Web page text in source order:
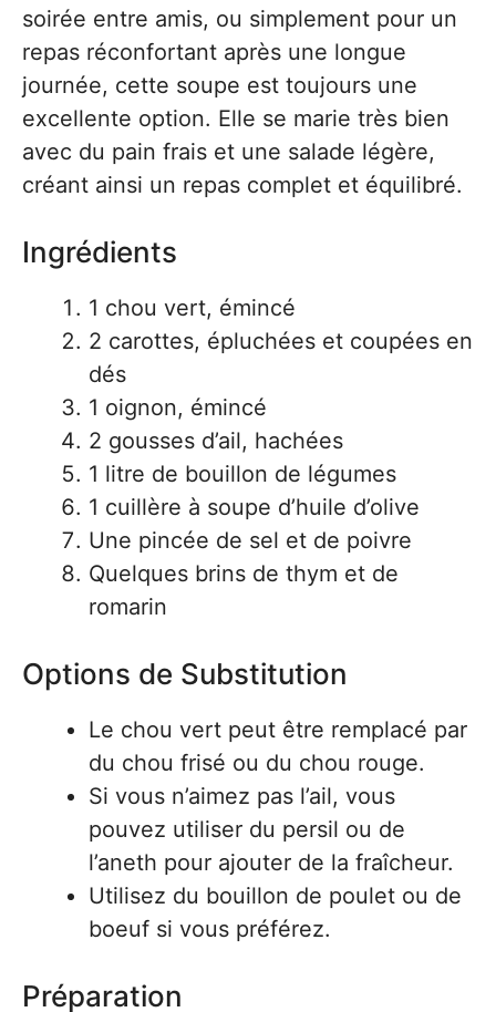
soirée entre amis, ou simplement pour un
repas réconfortant après une longue
journée, cette soupe est toujours une
excellente option. Elle se marie très bien
avec du pain frais et une salade légère,
créant ainsi un repas complet et équilibré.
Ingrédients
1 chou vert, émincé
2 carottes, épluchées et coupées en
dés
1 oignon, émincé
2 gousses d’ail, hachées
1 litre de bouillon de légumes
1 cuillère à soupe d’huile d’olive
Une pincée de sel et de poivre
Quelques brins de thym et de
romarin
Options de Substitution
Le chou vert peut être remplacé par
du chou frisé ou du chou rouge.
Si vous n’aimez pas l’ail, vous
pouvez utiliser du persil ou de
l’aneth pour ajouter de la fraîcheur.
Utilisez du bouillon de poulet ou de
boeuf si vous préférez.
Préparation